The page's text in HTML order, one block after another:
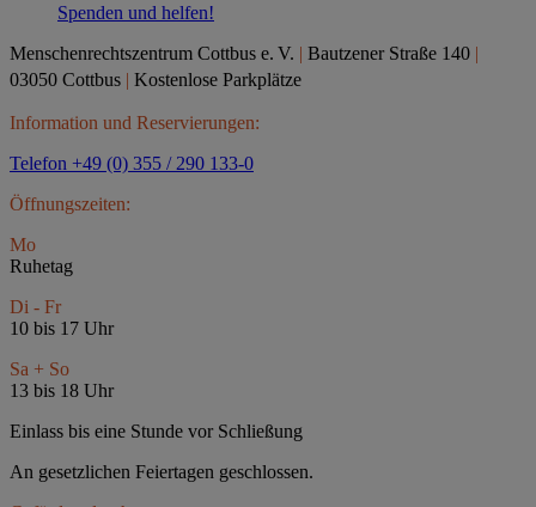
Spenden und helfen!
Menschenrechtszentrum Cottbus e. V. | Bautzener Straße 140 |
03050 Cottbus | Kostenlose Parkplätze
Information und Reservierungen:
Telefon +49 (0) 355 / 290 133-0
Öffnungszeiten:
Mo
Ruhetag
Di - Fr
10 bis 17 Uhr
Sa + So
13 bis 18 Uhr
Einlass bis eine Stunde vor Schließung
An gesetzlichen Feiertagen geschlossen.